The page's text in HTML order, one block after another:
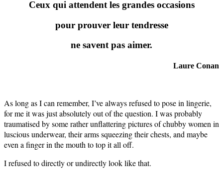
Ceux qui attendent les grandes occasions
pour prouver leur tendresse
ne savent pas aimer.
Laure Conan
As long as I can remember, I’ve always refused to pose in lingerie,
for me it was just absolutely out of the question. I was probably
traumatised by some rather unflattering pictures of chubby women in
luscious underwear, their arms squeezing their chests, and maybe
even a finger in the mouth to top it all off.
I refused to directly or undirectly look like that.